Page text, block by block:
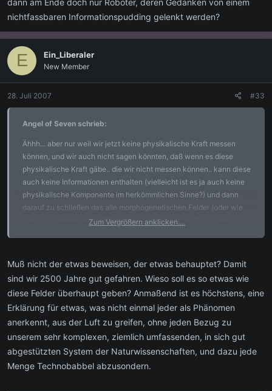
nichtfassbaren Informationspudding gelenkt werden?
E Ein_Liberaler
New Member
28. Juli 2007 #33
Angel of Seven schrieb:
Ähhh... aber nur weil wir jetzt keine physikalische Kraft messen
können, und wir auch nicht sagen könnten, daß wenn es diese
physikalische Kraft gäbe.. die wir nicht messen können.. kann diese
auch keine Informationen enthalten (vielleicht ist es ja auch keine
physikalische Komponente im herkömmlichen Sinne?) und dann
darauf zu schließen das alle morphogenetischen Felder (oder wie
man auch immer dieses Phänomen bezeichnen will) deswegen
Zum Vergrößern anklicken....
Muß nicht der etwas beweisen, der etwas behauptet? Damit
sind wir 2500 Jahre gut gefahren. Wieso soll es so etwas wie
diese Felder überhaupt geben? Anmaßend ist es höchstens, eine
Erklärung für etwas, was nicht einmal jeder als Phänomen
anerkennt, aus der Luft zu greifen, ohne jeden Bezug zu
unserem sehr komplexen, ziemlich umfassenden, in sich gut
abgestützten System der Naturwissenschaften, und dazu jede
Menge Technobabbel abzusondern.